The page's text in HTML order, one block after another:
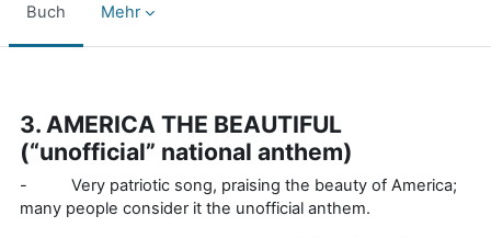
Buch Mehr
3. AMERICA THE BEAUTIFUL
(“unofficial” national anthem)
- Very patriotic song, praising the beauty of America;
many people consider it the unofficial anthem.